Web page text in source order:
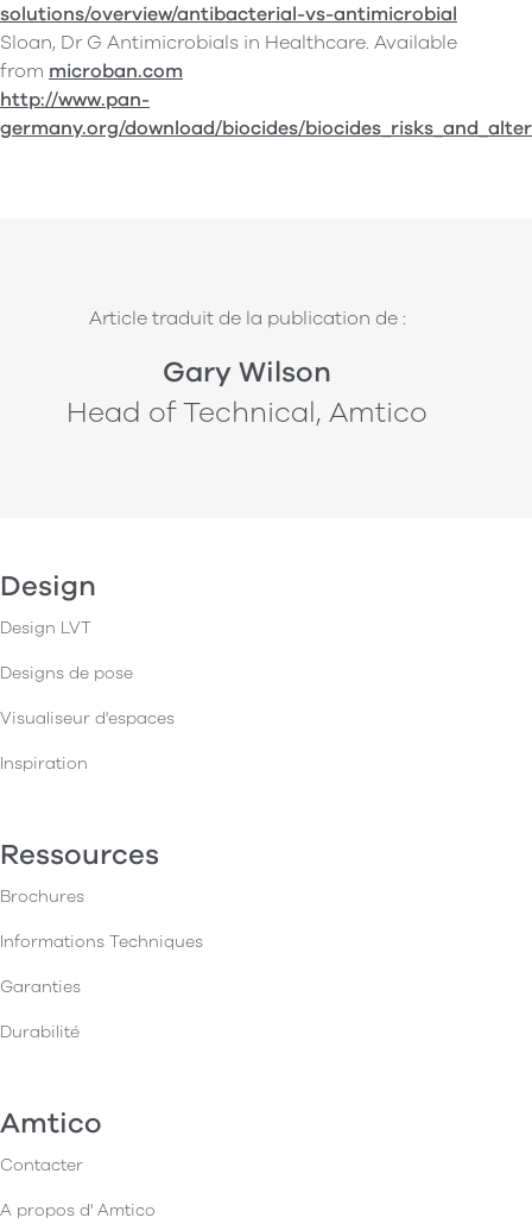
solutions/overview/antibacterial-vs-antimicrobial
Sloan, Dr G Antimicrobials in Healthcare. Available
from microban.com
http://www.pan-
germany.org/download/biocides/
Article traduit de la publication de :
Gary Wilson
Head of Technical, Amtico
Design
Design LVT
Designs de pose
Visualiseur d'espaces
Inspiration
Ressources
Brochures
Informations Techniques
Garanties
Durabilité
Amtico
Contacter
A propos d' Amtico